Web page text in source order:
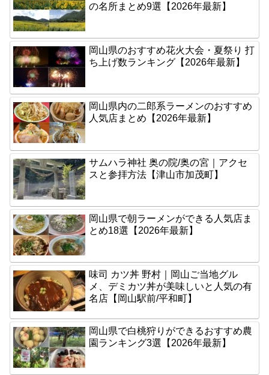
の名所まとめ9選【2026年最新】
岡山県のおすすめ花火大会・夏祭り 打
ち上げ数ランキング【2026年最新】
岡山県内の二郎系ラーメンのおすすめ
人気店まとめ【2026年最新】
サムハラ神社 奥の院/奥の宮｜アクセ
スと参拝方法【津山市加茂町】
岡山県で朝ラーメンができる人気店ま
とめ18選【2026年最新】
味司 カツ丼 野村｜岡山ご当地グル
メ、デミカツ丼が美味しいと人気の有
名店【岡山駅前/平和町】
岡山県で白桃狩りができるおすすめ農
園ランキング3選【2026年最新】